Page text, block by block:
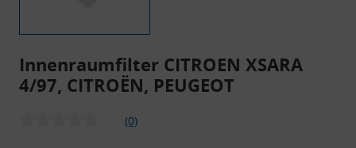
Innenraumfilter CITROEN XSARA
4/97, CITROËN, PEUGEOT
(0)